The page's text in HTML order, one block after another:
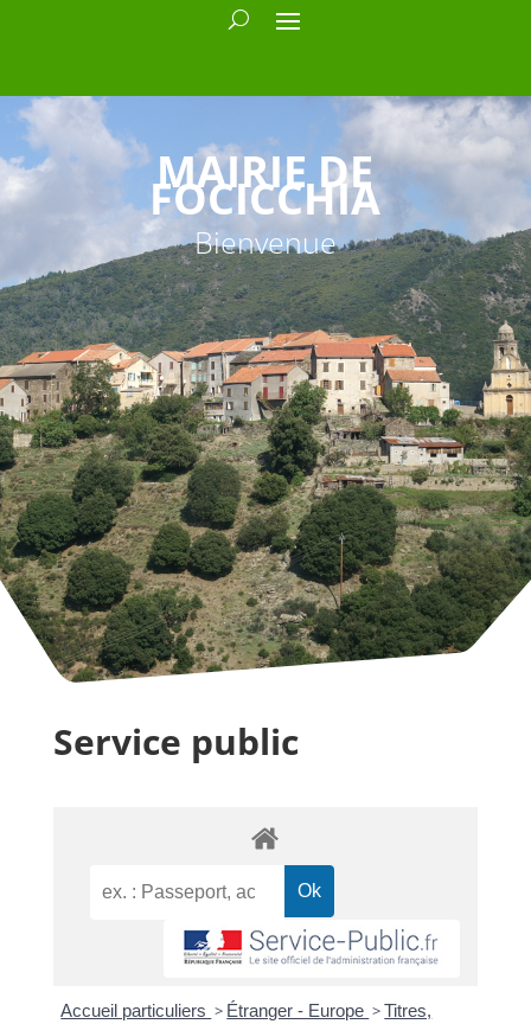
MAIRIE DE
FOCICCHIA
Bienvenue
Service public
Accueil particuliers > Étranger - Europe >Titres,